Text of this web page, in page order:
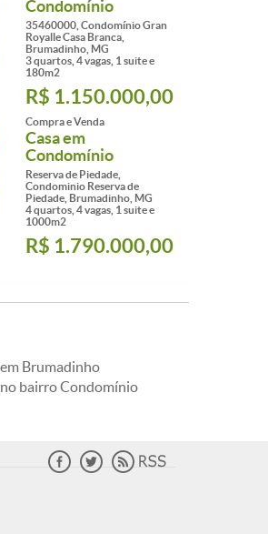
Condomínio
35460000, Condomínio Gran
Royalle Casa Branca,
Brumadinho, MG
3 quartos, 4 vagas, 1 suite e
180m2
R$ 1.150.000,00
Compra e Venda
Casa em
Condomínio
Reserva de Piedade,
Condominio Reserva de
Piedade, Brumadinho, MG
4 quartos, 4 vagas, 1 suite e
1000m2
R$ 1.790.000,00
Brumadinho
bairro Condomínio